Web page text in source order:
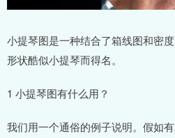
小提琴图是一种结合了箱线图和密
形状酷似小提琴而得名。
1 小提琴图有什么用？
我们用一个通俗的例子说明。假如